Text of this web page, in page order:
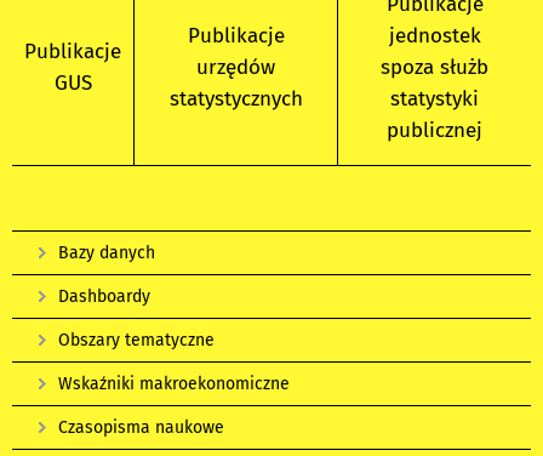
Publikacje
GUS
Publikacje
urzędów
statystycznych
jednostek
spoza służb
statystyki
publicznej
Bazy danych
Dashboardy
Obszary tematyczne
Wskaźniki makroekonomiczne
Czasopisma naukowe